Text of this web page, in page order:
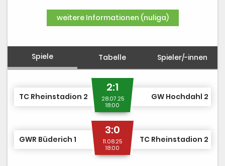
weitere Informationen (nuliga)
Spiele Tabelle Spieler/-innen
TC Rheinstadion 2
2:1
28.07.25
18:00
GW Hochdahl 2
GWR Büderich 1
3:0
11.08.25
18:00
TC Rheinstadion 2